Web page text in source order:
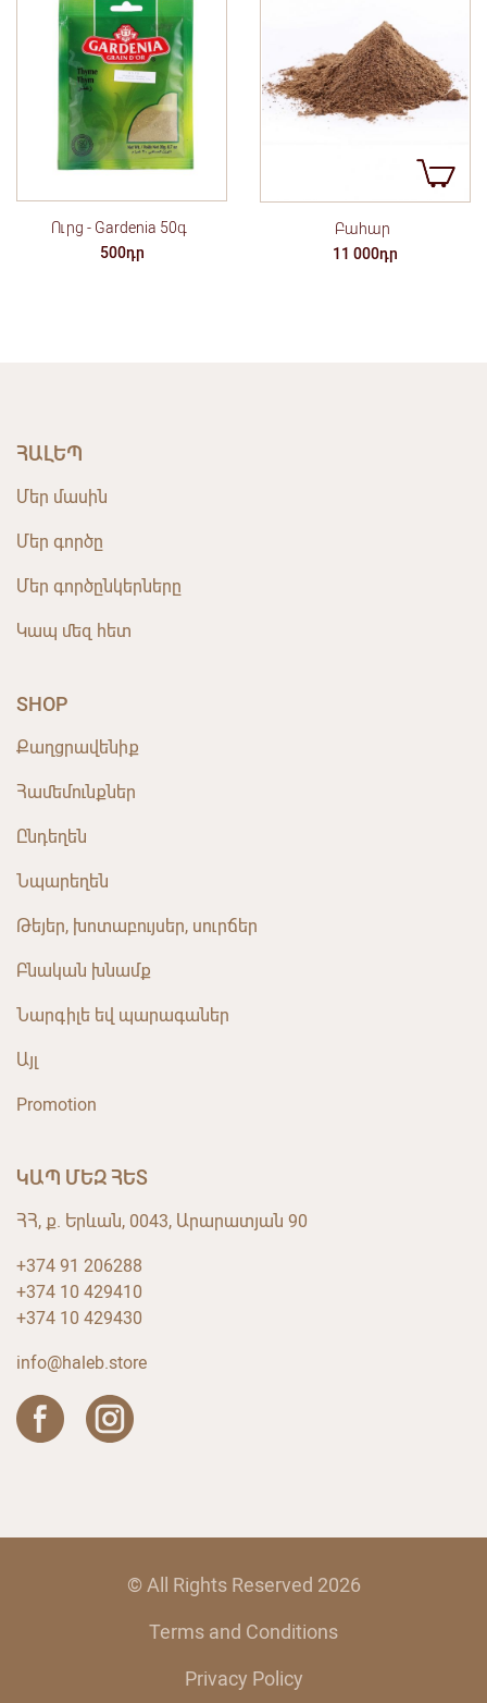
Ուրց - Gardenia 50գ
500դր
Բահար
11 000դր
ՀԱԼԵՊ
Մեր մասին
Մեր գործը
Մեր գործընկերները
Կապ մեզ հետ
SHOP
Քաղցրավենիք
Համեմունքներ
Ընդեղեն
Նպարեղեն
Թեյեր, խոտաբույսեր, սուրճեր
Բնական խնամք
Նարգիլե եվ պարագաներ
Այլ
Promotion
ԿԱՊ ՄԵԶ ՀԵՏ
ՀՀ, ք. Երևան, 0043, Արարատյան 90
+374 91 206288
+374 10 429410
+374 10 429430
info@haleb.store
© All Rights Reserved 2026
Terms and Conditions
Privacy Policy